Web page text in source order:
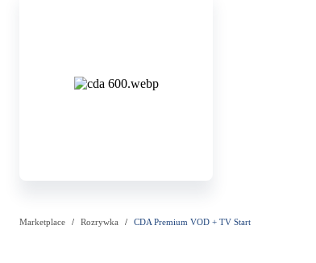
Marketplace Rozrywka CDA Premium VOD + TV Start